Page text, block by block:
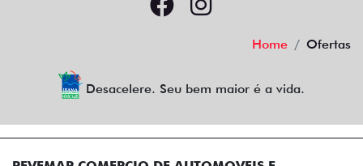
Home Ofertas
Desacelere. Seu bem maior é a vida.